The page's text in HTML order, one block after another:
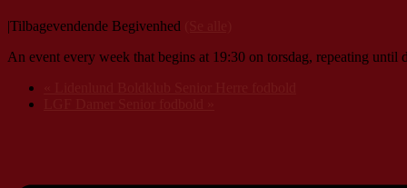
|Tilbagevendende Begivenhed
An event every week that begins at 19:30 on torsdag, repeating until